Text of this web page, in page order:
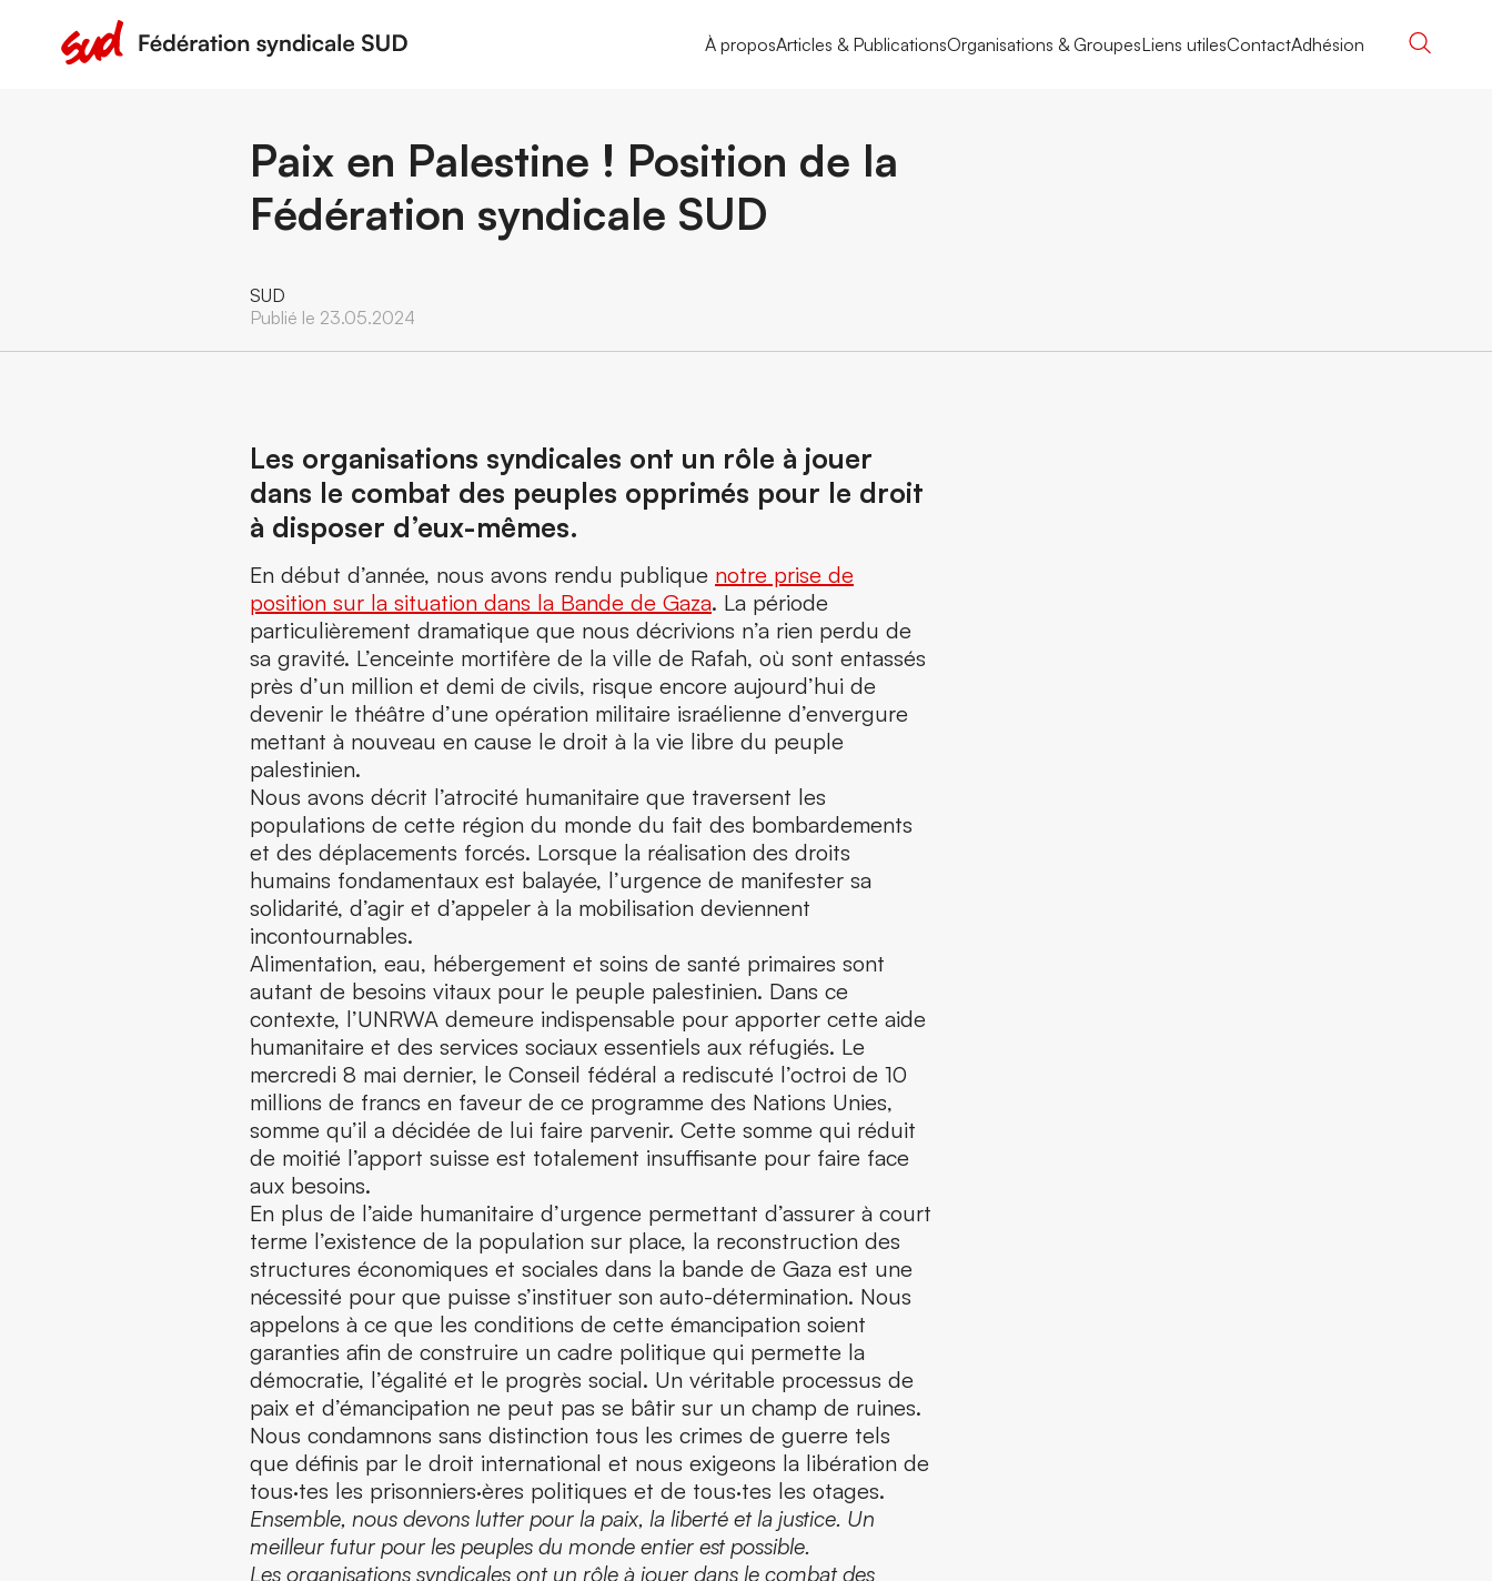
À proposArticles & PublicationsOrganisations & GroupesLiens utilesContactAdhésion
Paix en Palestine ! Position de la
Fédération syndicale SUD
SUD
Publié le 23.05.2024
Les organisations syndicales ont un rôle à jouer
dans le combat des peuples opprimés pour le droit
à disposer d’eux-mêmes.
En début d’année, nous avons rendu publique notre prise de
position sur la situation dans la Bande de Gaza. La période
particulièrement dramatique que nous décrivions n’a rien perdu de
sa gravité. L’enceinte mortifère de la ville de Rafah, où sont entassés
près d’un million et demi de civils, risque encore aujourd’hui de
devenir le théâtre d’une opération militaire israélienne d’envergure
mettant à nouveau en cause le droit à la vie libre du peuple
palestinien.
Nous avons décrit l’atrocité humanitaire que traversent les
populations de cette région du monde du fait des bombardements
et des déplacements forcés. Lorsque la réalisation des droits
humains fondamentaux est balayée, l’urgence de manifester sa
solidarité, d’agir et d’appeler à la mobilisation deviennent
incontournables.
Alimentation, eau, hébergement et soins de santé primaires sont
autant de besoins vitaux pour le peuple palestinien. Dans ce
contexte, l’UNRWA demeure indispensable pour apporter cette aide
humanitaire et des services sociaux essentiels aux réfugiés. Le
mercredi 8 mai dernier, le Conseil fédéral a rediscuté l’octroi de 10
millions de francs en faveur de ce programme des Nations Unies,
somme qu’il a décidée de lui faire parvenir. Cette somme qui réduit
de moitié l’apport suisse est totalement insuffisante pour faire face
aux besoins.
En plus de l’aide humanitaire d’urgence permettant d’assurer à court
terme l’existence de la population sur place, la reconstruction des
structures économiques et sociales dans la bande de Gaza est une
nécessité pour que puisse s’instituer son auto-détermination. Nous
appelons à ce que les conditions de cette émancipation soient
garanties afin de construire un cadre politique qui permette la
démocratie, l’égalité et le progrès social. Un véritable processus de
paix et d’émancipation ne peut pas se bâtir sur un champ de ruines.
Nous condamnons sans distinction tous les crimes de guerre tels
que définis par le droit international et nous exigeons la libération de
tous·tes les prisonniers·ères politiques et de tous·tes les otages.
Ensemble, nous devons lutter pour la paix, la liberté et la justice. Un
meilleur futur pour les peuples du monde entier est possible.
Les organisations syndicales ont un rôle à jouer dans le combat des